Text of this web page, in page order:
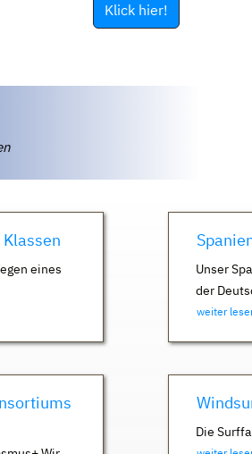
Klick hier!
eines
Unser
der
weiter
Die